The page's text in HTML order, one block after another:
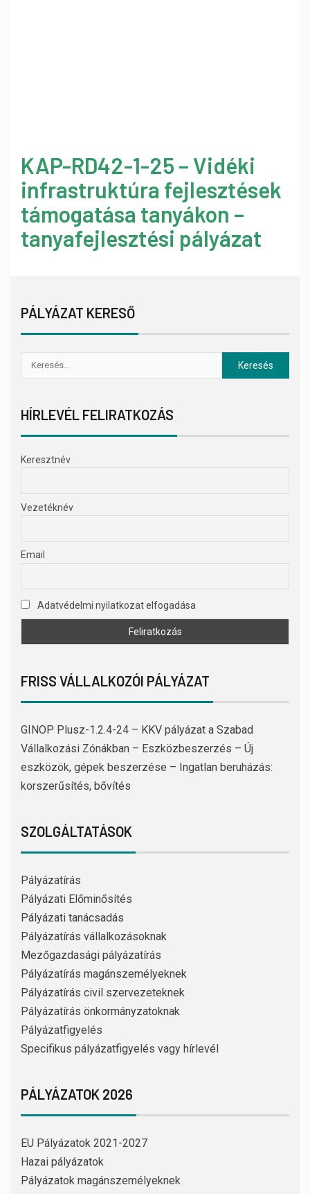
KAP-RD42-1-25 – Vidéki
infrastruktúra fejlesztések
támogatása tanyákon –
tanyafejlesztési pályázat
PÁLYÁZAT KERESŐ
HÍRLEVÉL FELIRATKOZÁS
Keresztnév
Vezetéknév
Email
Adatvédelmi nyilatkozat elfogadása
FRISS VÁLLALKOZÓI PÁLYÁZAT
GINOP Plusz-1.2.4-24 – KKV pályázat a Szabad
Vállalkozási Zónákban – Eszközbeszerzés – Új
eszközök, gépek beszerzése – Ingatlan beruházás:
korszerűsítés, bővítés
SZOLGÁLTATÁSOK
Pályázatírás
Pályázati Előminősítés
Pályázati tanácsadás
Pályázatírás vállalkozásoknak
Mezőgazdasági pályázatírás
Pályázatírás magánszemélyeknek
Pályázatírás civil szervezeteknek
Pályázatírás önkormányzatoknak
Pályázatfigyelés
Specifikus pályázatfigyelés vagy hírlevél
PÁLYÁZATOK 2026
EU Pályázatok 2021-2027
Hazai pályázatok
Pályázatok magánszemélyeknek